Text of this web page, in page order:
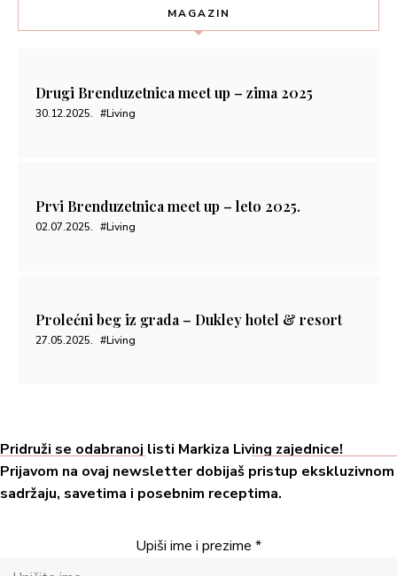
MAGAZIN
Drugi Brenduzetnica meet up – zima 2025
30.12.2025. #Living
Prvi Brenduzetnica meet up – leto 2025.
02.07.2025. #Living
Prolećni beg iz grada – Dukley hotel & resort
27.05.2025. #Living
Pridruži se odabranoj listi Markiza Living zajednice!
Prijavom na ovaj newsletter dobijaš pristup ekskluzivnom
sadržaju, savetima i posebnim receptima.
Upiši ime i prezime *